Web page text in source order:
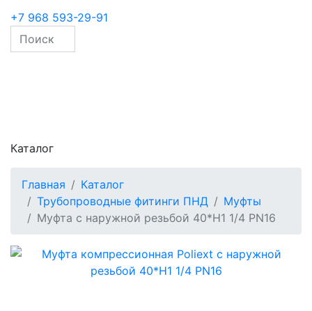
+7 968 593-29-91
Каталог
Главная
Каталог
Трубопроводные фитинги ПНД
Муфты
Муфта с наружной резьбой 40*Н1 1/4 PN16